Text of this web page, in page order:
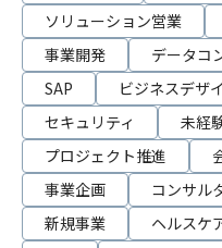
ソリューション営業
事業開発
データコ
SAP
ビジネスデザ
セキュリティ
未経
プロジェクト推進
事業企画
コンサル
新規事業
ヘルスケ